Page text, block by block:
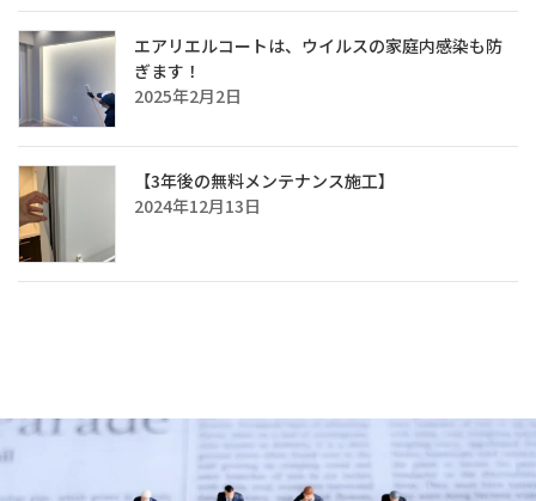
エアリエルコートは、ウイルスの家庭内感染も防
ぎます！
2025年2月2日
【3年後の無料メンテナンス施工】
2024年12月13日